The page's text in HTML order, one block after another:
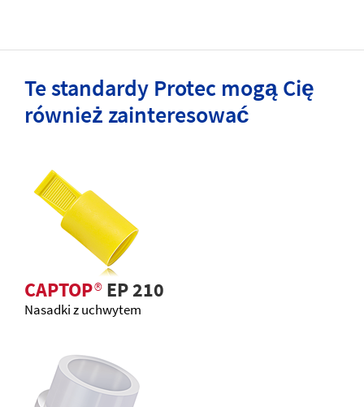
Te standardy Protec mogą Cię
również zainteresować
CAPTOP®EP 210
Nasadki z uchwytem